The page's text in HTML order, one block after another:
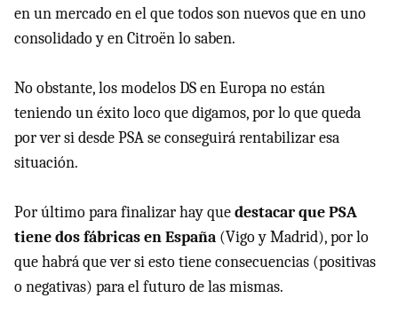
en un mercado en el que todos son nuevos que en uno
consolidado y en Citroën lo saben.
No obstante, los modelos DS en Europa no están
teniendo un éxito loco que digamos, por lo que queda
por ver si desde PSA se conseguirá rentabilizar esa
situación.
Por último para finalizar hay quedestacar que PSA
tiene dos fábricas en España (Vigo y Madrid), por lo
que habrá que ver si esto tiene consecuencias (positivas
o negativas) para el futuro de las mismas.